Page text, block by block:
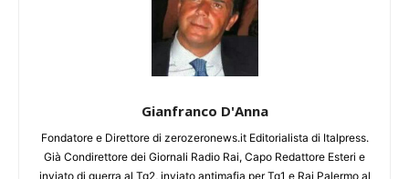
Gianfranco D'Anna
Fondatore e Direttore di zerozeronews.it Editorialista di Italpress.
Già Condirettore dei Giornali Radio Rai, Capo Redattore Esteri e
inviato di guerra al Tg2, inviato antimafia per Tg1 e Rai Palermo al